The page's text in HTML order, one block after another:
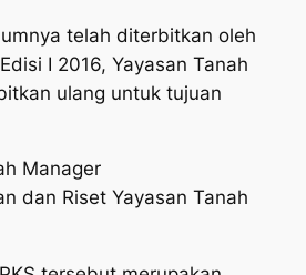
telah diterbitkan oleh
I 2016, Yayasan Tanah
ulang untuk tujuan
Manager
dan RisetYayasan Tanah